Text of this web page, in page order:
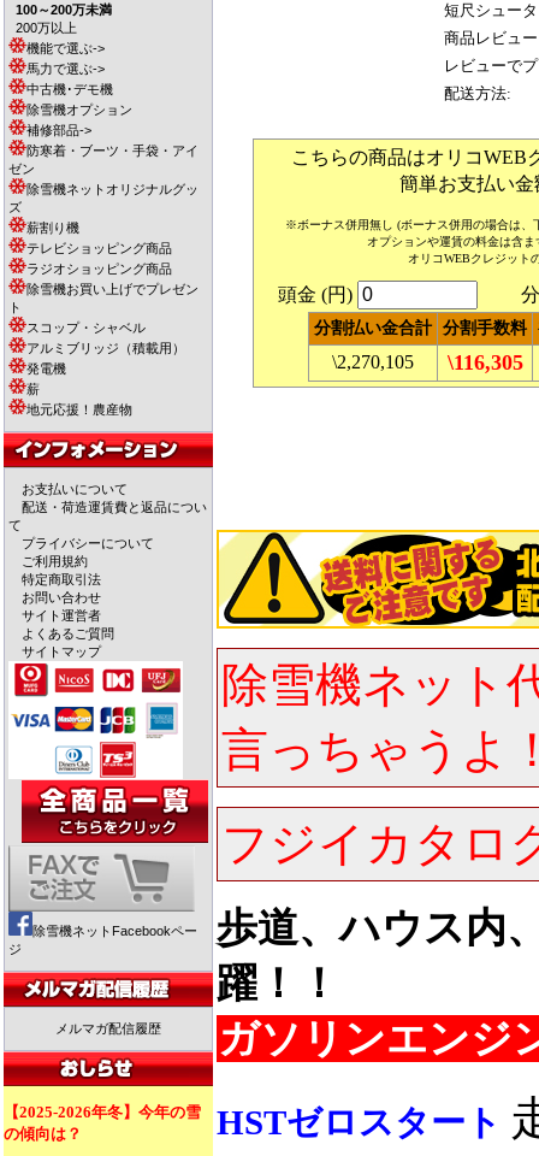
100～200万未満
200万以上
機能で選ぶ->
馬力で選ぶ->
中古機･デモ機
除雪機オプション
補修部品->
防寒着・ブーツ・手袋・アイ
ゼン
除雪機ネットオリジナルグッ
ズ
薪割り機
テレビショッピング商品
ラジオショッピング商品
除雪機お買い上げでプレゼン
ト
スコップ・シャベル
アルミブリッジ（積載用）
発電機
薪
地元応援！農産物
お支払いについて
配送・荷造運賃費と返品につい
て
プライバシーについて
ご利用規約
特定商取引法
お問い合わせ
サイト運営者
よくあるご質問
サイトマップ
除雪機ネットFacebookペー
ジ
メルマガ配信履歴
【2025-2026年冬】今年の雪
の傾向は？
短尺シュー
商品レビュ
レビューで
配送方法:
こちらの商品はオリコWEB
簡単お支払い
※ボーナス併用無し (ボーナス併用の場合は、
オプションや運賃の料金は含
オリコWEBクレジット
頭金 (円) 分
分割払い金合計 分割手数料
\2,270,105 \116,305
除雪機ネット
言っちゃうよ
フジイカタロ
歩道、ハウス内
躍！！
ガソリンエンジ
HSTゼロスタート